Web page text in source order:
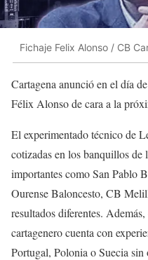
Fichaje Felix Alonso / CB
Cartagena anunció en el día
Félix Alonso de cara a la
El experimentado técnico de
cotizadas en los banquillos de
importantes como San Pablo
Ourense Baloncesto, CB
resultados diferentes.
cartagenero cuenta con
Portugal, Polonia o Suecia